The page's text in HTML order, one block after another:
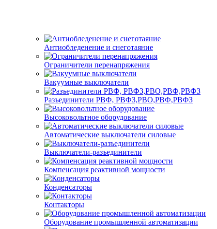
Антиобледенение и снеготаяние
Ограничители перенапряжения
Вакуумные выключатели
Разъединители РВФ, РВФЗ,РВО,РВФ,РВФЗ
Высоковольтное оборудование
Автоматические выключатели cиловые
Выключатели-разъединители
Компенсация реактивной мощности
Конденсаторы
Контакторы
Оборудование промышленной автоматизации